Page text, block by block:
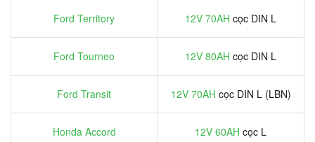
Ford Territory 12V 70AH cọc DIN L
Ford Tourneo 12V 80AH cọc DIN L
Ford Transit 12V 70AH cọc DIN L (LBN)
Honda Accord 12V 60AH cọc L